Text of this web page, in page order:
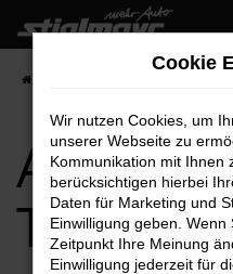
Zum
Hauptinhalt
springen
Audi TT
Top-
Cookie
Wir nutzen Cookies, um
unserer Webseite zu
Kommunikation mit Ihnen
berücksichtigen hierbei
Daten für Marketing und
Einwilligung geben.
Zeitpunkt Ihre Meinung
Einwilligung jederzeit für